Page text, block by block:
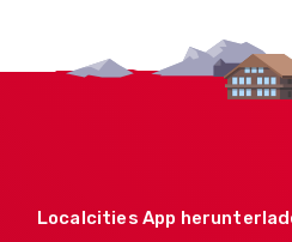
Localcities App